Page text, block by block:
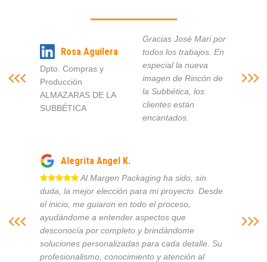
Rosa Aguilera
Dpto. Compras y
Producción
ALMAZARAS DE LA
SUBBÉTICA
Gracias José Mari por
todos los trabajos. En
especial la nueva
imagen de Rincón de
la Subbética, los
clientes están
encantados.
Alegrita Angel K.
Al Margen Packaging ha sido, sin
duda, la mejor elección para mi proyecto. Desde
el inicio, me guiaron en todo el proceso,
ayudándome a entender aspectos que
desconocía por completo y brindándome
soluciones personalizadas para cada detalle. Su
profesionalismo, conocimiento y atención al